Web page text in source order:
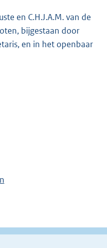
en C.H.J.A.M. van de
bijgestaan door
en in het openbaar